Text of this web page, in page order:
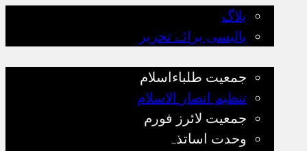
بلاگ
پالیسی برائے تحریر
جمعیت طلباءاسلام
تنظیم انصار الاسلام
جمعیت لائرز فورم
وحدت اساتذہ